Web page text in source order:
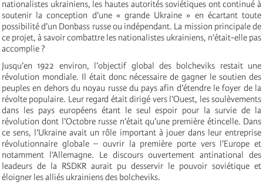
nationalistes ukrainiens, les hautes autorités soviétiques ont continué à
soutenir la conception d’une « grande Ukraine » en écartant toute
possibilité d’un Donbass russe ou indépendant. La mission principale de
ce projet, à savoir combattre les nationalistes ukrainiens, n’était-elle pas
accomplie ?
Jusqu’en 1922 environ, l’objectif global des bolcheviks restait une
révolution mondiale. Il était donc nécessaire de gagner le soutien des
peuples en dehors du noyau russe du pays afin d’étendre le foyer de la
révolte populaire. Leur regard était dirigé vers l’Ouest, les soulèvements
dans les pays européens étant le seul espoir pour la survie de la
révolution dont l’Octobre russe n’était qu’une première étincelle. Dans
ce sens, l’Ukraine avait un rôle important à jouer dans leur entreprise
révolutionnaire globale – ouvrir la première porte vers l’Europe et
notamment l’Allemagne. Le discours ouvertement antinational des
leadeurs de la RSDKR aurait pu desservir le pouvoir soviétique et
éloigner les alliés ukrainiens des bolcheviks.